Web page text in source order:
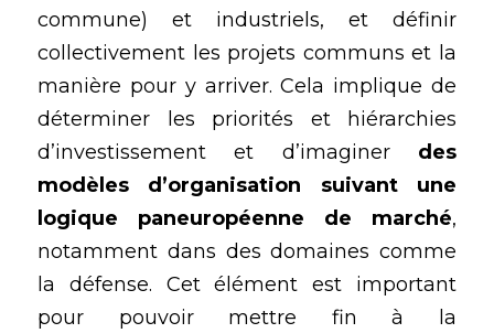
commune) et industriels, et définir
collectivement les projets communs et la
manière pour y arriver. Cela implique de
déterminer les priorités et hiérarchies
d’investissement et d’imaginer des
modèles d’organisation suivant une
logique paneuropéenne de marché,
notamment dans des domaines comme
la défense. Cet élément est important
pour pouvoir mettre fin à la